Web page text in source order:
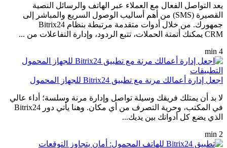
يعد التواصل الفعال مع العملاء عبر الهاتف والرسائل النصية
القصيرة (SMS) من أهم أساليب الوصول السريع والمباشر إلى
جمهورك. من خلال أدوات متقدمة مرتبطة بنظام Bitrix24
CRM يمكنك أتمتة الحملات، تتبع الردود، وإدارة التفاعلات من ...
4 min
التطبيقات
اجعل إدارة أعمالك مرنة مع تطبيق Bitrix24 للجهاز المحمول
لا بد أن يمتلك فريقك وسيلة تواصل وإدارة مرنة وسلسة؛ أداء عالي
في المكتب، وحرية التصرف من أي مكان. وهنا يأتي دور Bitrix24
الذي يضع كل أدواتك بين يديك...
2 min